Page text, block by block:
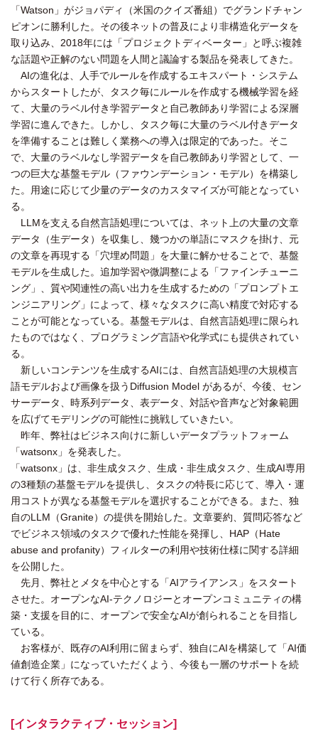
「Watson」がジョパディ（米国のクイズ番組）でグランドチャン
ピオンに勝利した。その後ネットの普及により非構造化データを
取り込み、2018年には「プロジェクトディベーター」と呼ぶ複雑
な話題や正解のない問題を人間と議論する製品を発表してきた。
AIの進化は、人手でルールを作成するエキスパート・システム
からスタートしたが、タスク毎にルールを作成する機械学習を経
て、大量のラベル付き学習データと自己教師あり学習による深層
学習に進んできた。しかし、タスク毎に大量のラベル付きデータ
を準備することは難しく業務への導入は限定的であった。そこ
で、大量のラベルなし学習データを自己教師あり学習として、一
つの巨大な基盤モデル（ファウンデーション・モデル）を構築し
た。用途に応じて少量のデータのカスタマイズが可能となってい
る。
LLMを支える自然言語処理については、ネット上の大量の文章
データ（生データ）を収集し、幾つかの単語にマスクを掛け、元
の文章を再現する「穴埋め問題」を大量に解かせることで、基盤
モデルを生成した。追加学習や微調整による「ファインチューニ
ング」、質や関連性の高い出力を生成するための「プロンプトエ
ンジニアリング」によって、様々なタスクに高い精度で対応する
ことが可能となっている。基盤モデルは、自然言語処理に限られ
たものではなく、プログラミング言語や化学式にも提供されてい
る。
新しいコンテンツを生成するAIには、自然言語処理の大規模言
語モデルおよび画像を扱うDiffusion Model があるが、今後、セン
サーデータ、時系列データ、表データ、対話や音声など対象範囲
を広げてモデリングの可能性に挑戦していきたい。
昨年、弊社はビジネス向けに新しいデータプラットフォーム
「watsonx」を発表した。
「watsonx」は、非生成タスク、生成・非生成タスク、生成AI専用
の3種類の基盤モデルを提供し、タスクの特長に応じて、導入・運
用コストが異なる基盤モデルを選択することができる。また、独
自のLLM（Granite）の提供を開始した。文章要約、質問応答など
でビジネス領域のタスクで優れた性能を発揮し、HAP（Hate
abuse and profanity）フィルターの利用や技術仕様に関する詳細
を公開した。
先月、弊社とメタを中心とする「AIアライアンス」をスタート
させた。オープンなAI-テクノロジーとオープンコミュニティの構
築・支援を目的に、オープンで安全なAIが創られることを目指し
ている。
お客様が、既存のAI利用に留まらず、独自にAIを構築して「AI価
値創造企業」になっていただくよう、今後も一層のサポートを続
けて行く所存である。
[インタラクティブ・セッション]